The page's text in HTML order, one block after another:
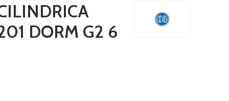
DORM G2 6